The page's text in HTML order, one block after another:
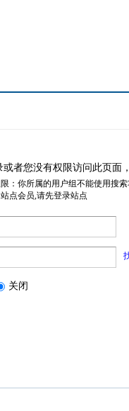
或者您没有权限访问此页面
：你所属的用户组不能使用搜
点会员,请先登录站点
关闭